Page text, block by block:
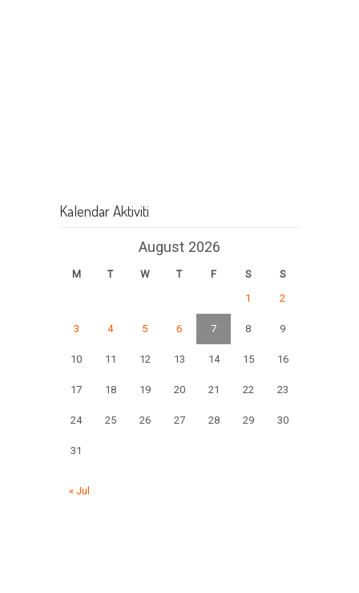
Kalendar Aktiviti
August 2026
M T W T F S
S
1
2
3 4 5 6 7 8 9
10 11 12 13 14 15 16
17 18 19 20 21 22 23
24 25 26 27 28 29 30
31
« Jul